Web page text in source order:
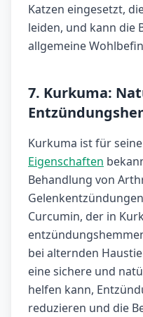
Katzen eingesetzt,
leiden, und kann die
allgemeine
7. Kurkuma:
Kurkuma ist für seine
Eigenschaften
Behandlung von
Curcumin, der in
bei alternden
eine sichere und
helfen kann,
reduzieren und die